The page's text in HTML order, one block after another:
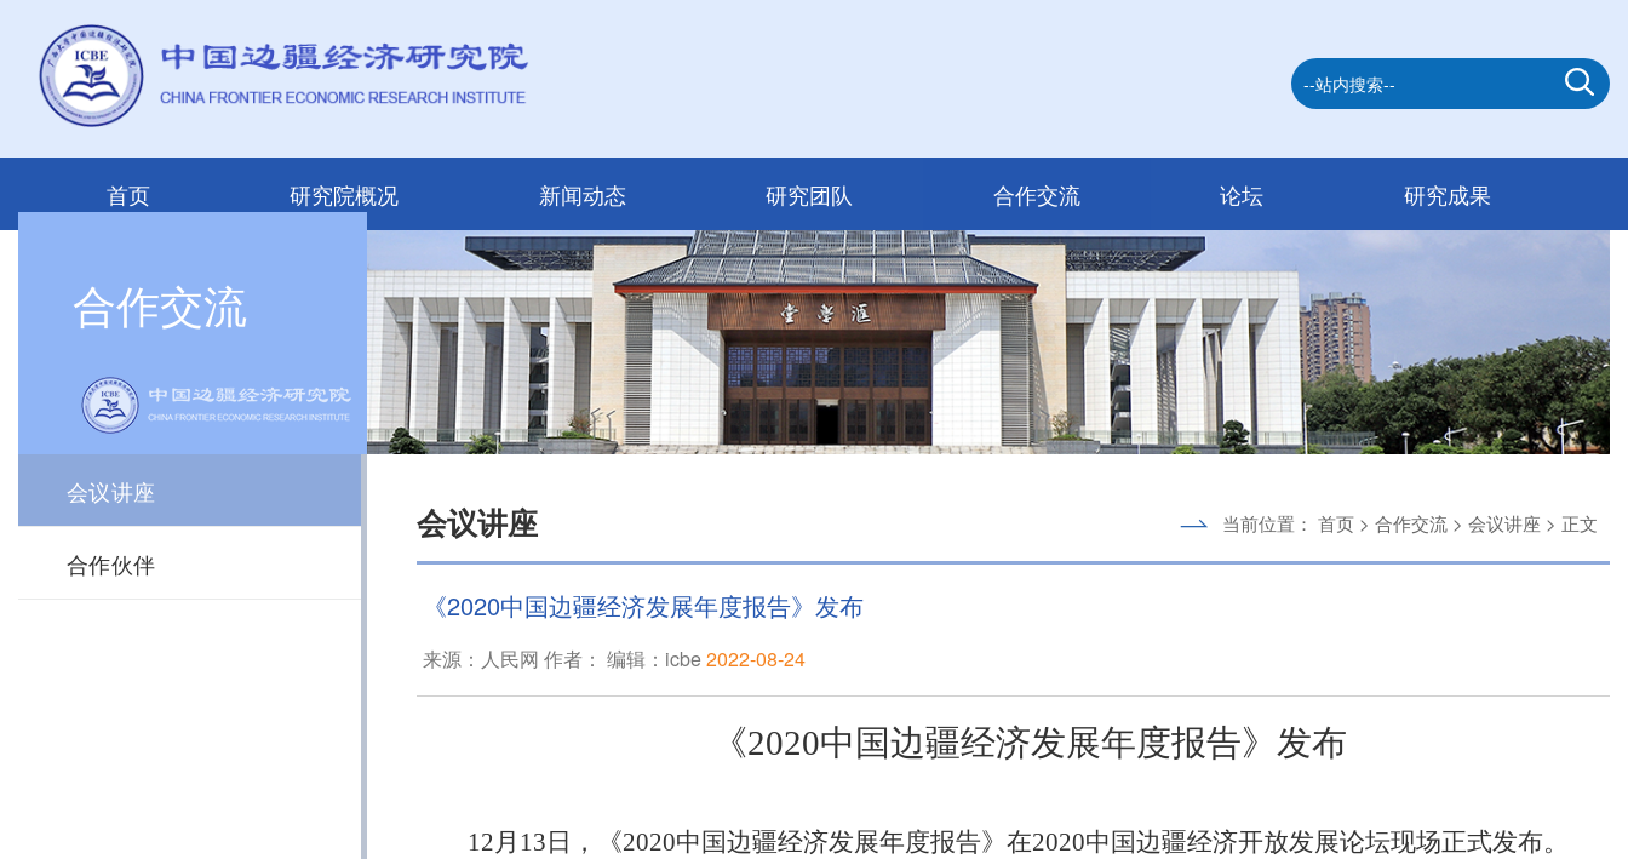
首页 研究院概况 新闻动态 研究团队 合作交流 论坛 研究成果
合作交流
会议讲座
合作伙伴
会议讲座 当前位置： 首页 > 合作交流 > 会议讲座 > 正文
《2020中国边疆经济发展年度报告》发布
来源：人民网 作者： 编辑：icbe2022-08-24
《2020中国边疆经济发展年度报告》发布
12月13日，《2020中国边疆经济发展年度报告》在2020中国边疆经济开放发展论坛现场正式发布。